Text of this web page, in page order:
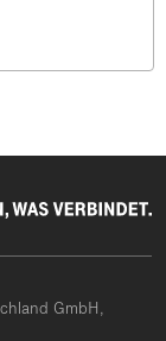
GmbH,